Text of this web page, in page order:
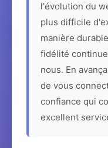
l'évolution du
plus difficile
manière
fidélité
nous. En
de vous
confiance qui
excellent